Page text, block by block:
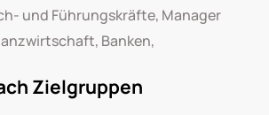
und Führungskräfte, Manager
Banken,
Zielgruppen